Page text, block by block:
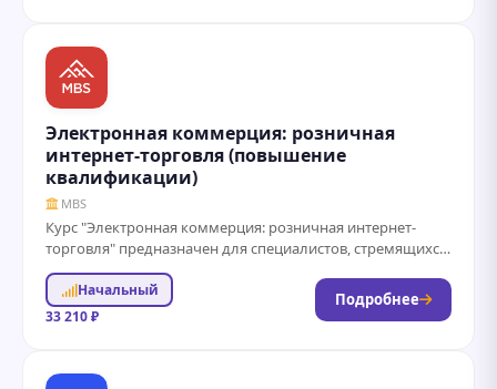
Электронная коммерция: розничная
интернет-торговля (повышение
квалификации)
MBS
Курс "Электронная коммерция: розничная интернет-
торговля" предназначен для специалистов, стремящихся
повысить свою квалификацию в области онлайн-продаж.
В рамках курса участники изучат...
Начальный
33 210 ₽
Подробнее